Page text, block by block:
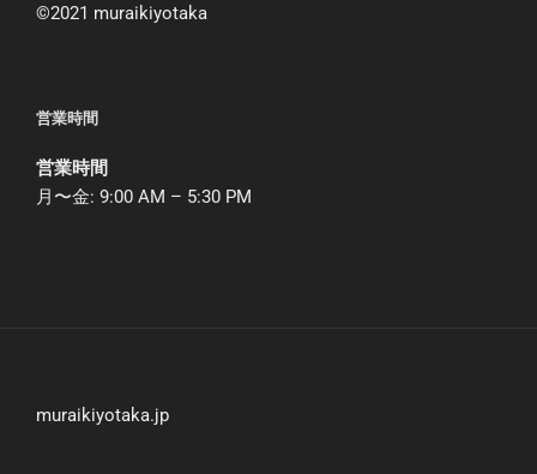
©︎2021 muraikiyotaka
営業時間
営業時間
月〜金: 9:00 AM – 5:30 PM
muraikiyotaka.jp